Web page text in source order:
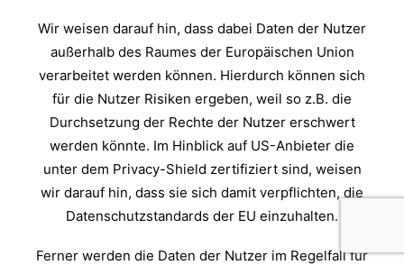
Wir weisen darauf hin, dass dabei Daten der Nutzer
außerhalb des Raumes der Europäischen Union
verarbeitet werden können. Hierdurch können sich
für die Nutzer Risiken ergeben, weil so z.B. die
Durchsetzung der Rechte der Nutzer erschwert
werden könnte. Im Hinblick auf US-Anbieter die
unter dem Privacy-Shield zertifiziert sind, weisen
wir darauf hin, dass sie sich damit verpflichten, die
Datenschutzstandards der EU einzuhalten.
Ferner werden die Daten der Nutzer im Regelfall für